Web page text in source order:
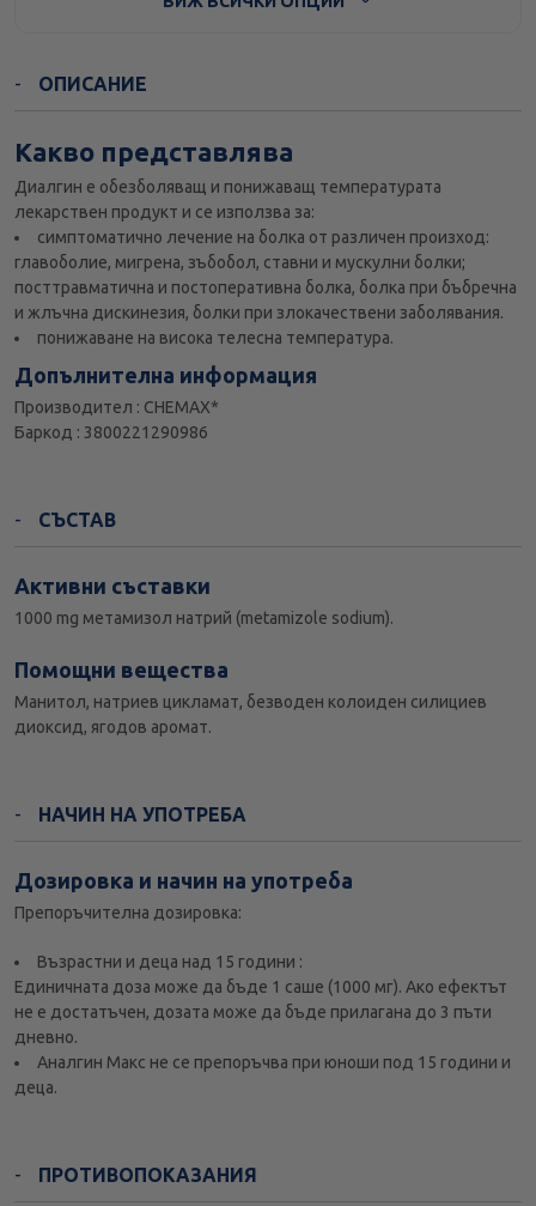
ОПИСАНИЕ
Какво представлява
Диалгин е обезболяващ и понижаващ температурата
лекарствен продукт и се използва за:
симптоматично лечение на болка от различен произход:
главоболие, мигрена, зъбобол, ставни и мускулни болки;
посттравматична и постоперативна болка, болка при бъбречна
и жлъчна дискинезия, болки при злокачествени заболявания.
понижаване на висока телесна температура.
Допълнителна информация
Производител : CHEMAX*
Баркод : 3800221290986
СЪСТАВ
Активни съставки
1000 mg метамизол натрий (metamizole sodium).
Помощни вещества
Манитол, натриев цикламат, безводен колоиден силициев
диоксид, ягодов аромат.
НАЧИН НА УПОТРЕБА
Дозировка и начин на употреба
Препоръчителна дозировка:
Възрастни и деца над 15 години :
Единичната доза може да бъде 1 саше (1000 мг). Ако ефектът
не е достатъчен, дозата може да бъде прилагана до 3 пъти
дневно.
Аналгин Макс не се препоръчва при юноши под 15 години и
деца.
ПРОТИВОПОКАЗАНИЯ